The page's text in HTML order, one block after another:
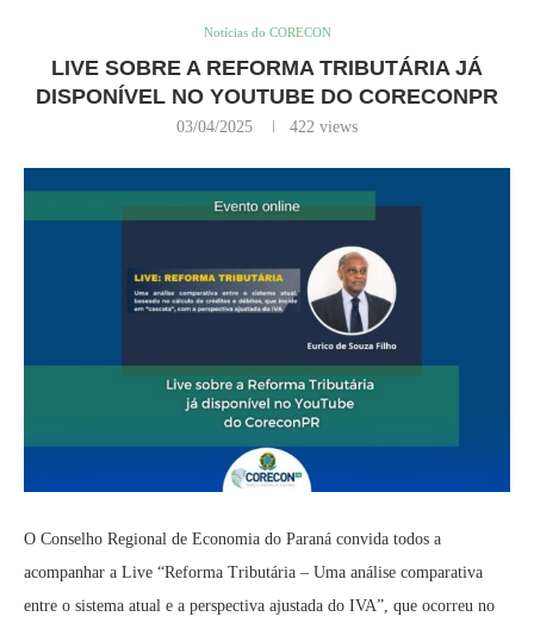
Notícias do CORECON
LIVE SOBRE A REFORMA TRIBUTÁRIA JÁ
DISPONÍVEL NO YOUTUBE DO CORECONPR
03/04/2025 422 views
O Conselho Regional de Economia do Paraná convida todos a
acompanhar a Live “Reforma Tributária – Uma análise comparativa
entre o sistema atual e a perspectiva ajustada do IVA”, que ocorreu no